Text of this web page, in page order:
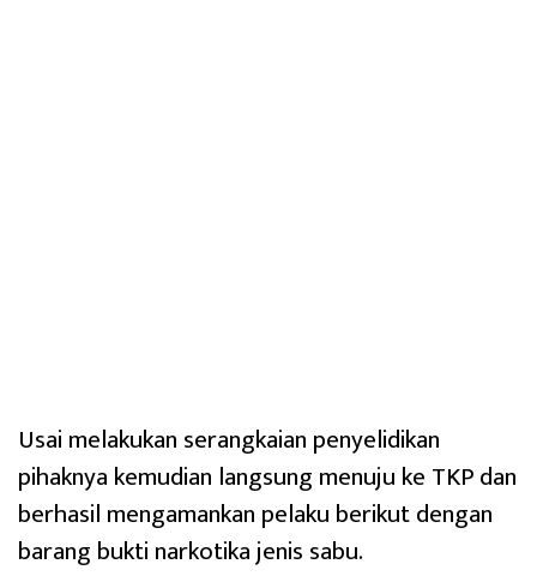
Usai melakukan serangkaian penyelidikan
pihaknya kemudian langsung menuju ke TKP dan
berhasil mengamankan pelaku berikut dengan
barang bukti narkotika jenis sabu.